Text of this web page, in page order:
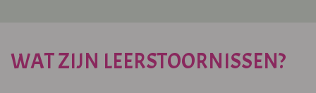
WAT ZIJN LEERSTOORNISSEN?